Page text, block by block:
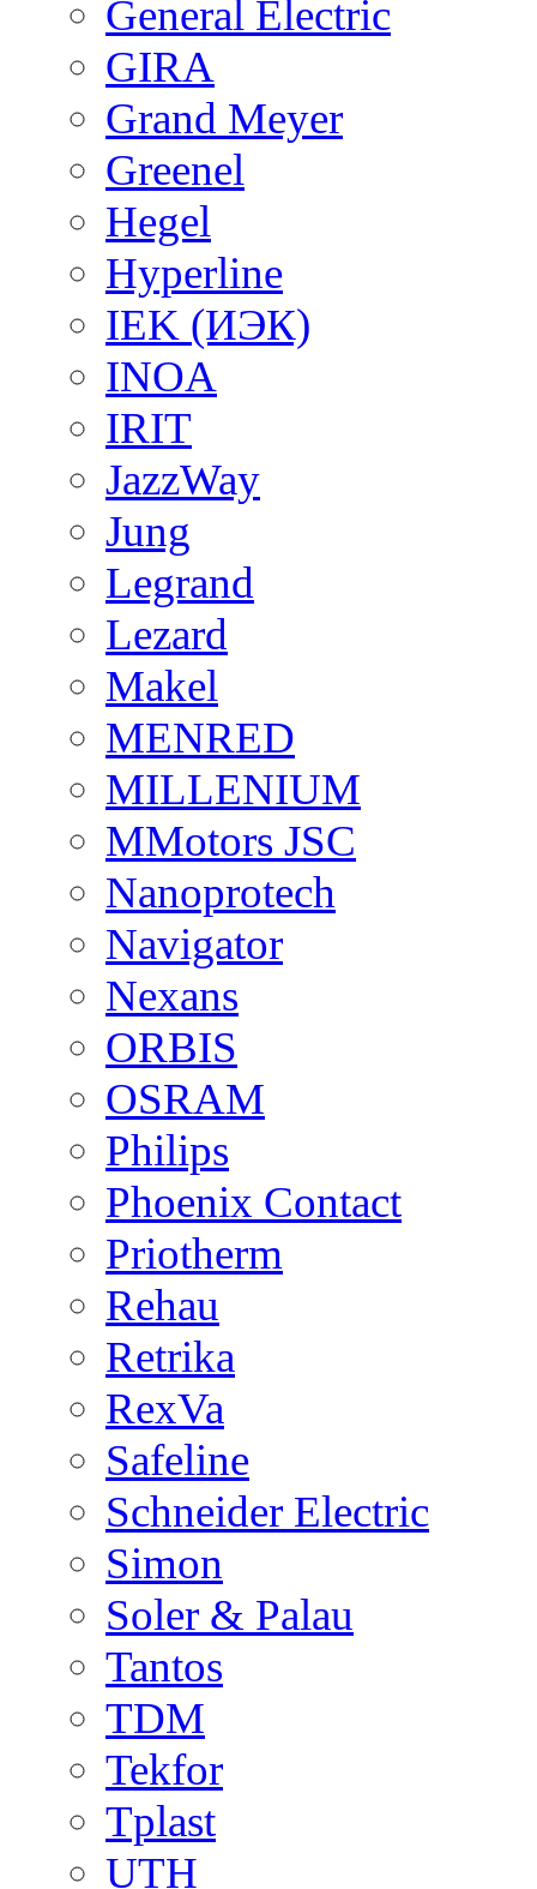
General Electric
GIRA
Grand Meyer
Greenel
Hegel
Hyperline
IEK (ИЭК)
INOA
IRIT
JazzWay
Jung
Legrand
Lezard
Makel
MENRED
MILLENIUM
MMotors JSC
Nanoprotech
Navigator
Nexans
ORBIS
OSRAM
Philips
Phoenix Contact
Priotherm
Rehau
Retrika
RexVa
Safeline
Schneider Electric
Simon
Soler & Palau
Tantos
TDM
Tekfor
Tplast
UTH